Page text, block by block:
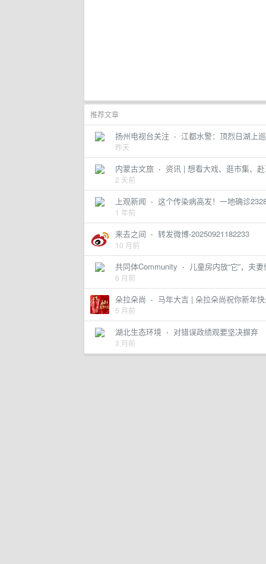
推荐文章
扬州电视台关注 · 江都水警：顶烈日湖上
昨天
内蒙古文旅 · 资讯 | 想看大戏、逛市集、
2 天前
上观新闻 · 这个传染病高发！一地确诊
1 年前
来去之间 · 转发微博-20250921182233
10 月前
共同体Community · 儿童房内放“它”，夫
6 月前
朵拉朵尚 · 马年大吉 | 朵拉朵尚祝你新年
5 月前
湖北生态环境 · 对错误政绩观要坚决摒弃
3 月前